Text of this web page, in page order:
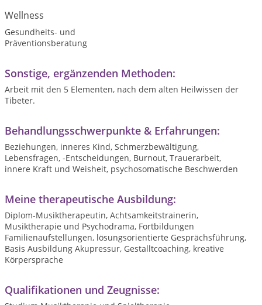
Wellness
Gesundheits- und
Präventionsberatung
Sonstige, ergänzenden Methoden:
Arbeit mit den 5 Elementen, nach dem alten Heilwissen der
Tibeter.
Behandlungsschwerpunkte & Erfahrungen:
Beziehungen, inneres Kind, Schmerzbewältigung,
Lebensfragen, -Entscheidungen, Burnout, Trauerarbeit,
innere Kraft und Weisheit, psychosomatische Beschwerden
Meine therapeutische Ausbildung:
Diplom-Musiktherapeutin, Achtsamkeitstrainerin,
Musiktherapie und Psychodrama, Fortbildungen
Familienaufstellungen, lösungsorientierte Gesprächsführung,
Basis Ausbildung Akupressur, Gestalltcoaching, kreative
Körpersprache
Qualifikationen und Zeugnisse: